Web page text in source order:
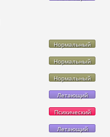
Нормальный
Нормальный
Нормальный
Летающий
Психический
Летающий